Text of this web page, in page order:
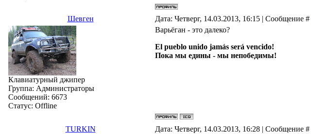
Шевген Дата: Четверг, 14.03.2013, 16:15 | Сообщение #
Клавиатурный джипер
Группа: Администраторы
Сообщений: 6673
Статус: Offline
Варьёган - это далеко?
El pueblo unido jamás será vencido!
Пока мы едины - мы непобедимы!
TURKIN Дата: Четверг, 14.03.2013, 16:28 | Сообщение #